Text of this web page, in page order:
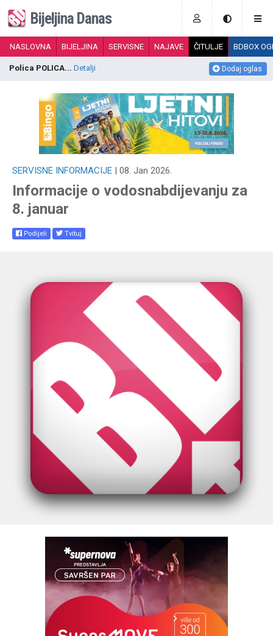
Bijeljina Danas
NASLOVNA BIJELJINA SERVISNE NAJAVE ČITULJE BDBOX
Dodaj oglas
Polica POLICA... Detalji
SERVISNE INFORMACIJE | 08. Jan 2026.
Informacije o vodosnabdijevanju za
8. januar
Podijeli Tvituj